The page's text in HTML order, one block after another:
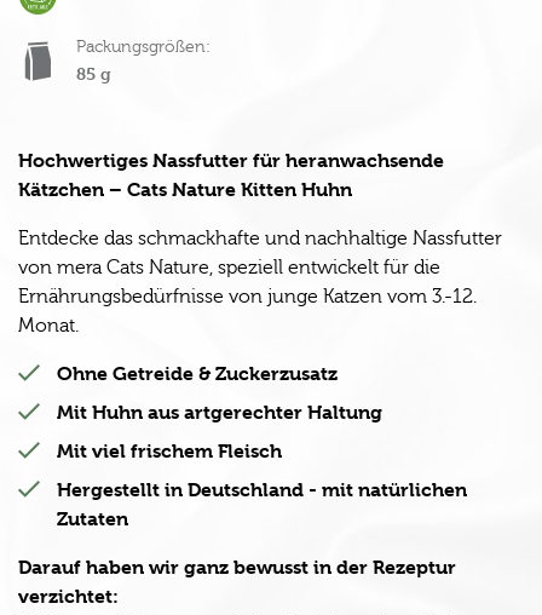
Packungsgrößen:
85 g
Hochwertiges Nassfutter für heranwachsende
Kätzchen – Cats Nature Kitten Huhn
Entdecke das schmackhafte und nachhaltige Nassfutter
von mera Cats Nature, speziell entwickelt für die
Ernährungsbedürfnisse von junge Katzen vom 3.-12.
Monat.
Ohne Getreide & Zuckerzusatz
Mit Huhn aus artgerechter Haltung
Mit viel frischem Fleisch
Hergestellt in Deutschland - mit natürlichen
Zutaten
Darauf haben wir ganz bewusst in der Rezeptur
verzichtet: